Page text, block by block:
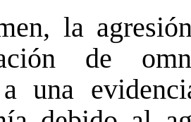
la
de
una